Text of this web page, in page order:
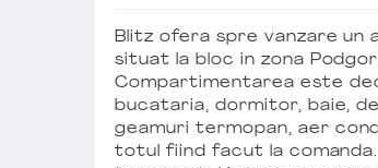
Blitz ofera spre vanzare un
situat la bloc in zona
Compartimentarea este
bucataria, dormitor, baie,
geamuri termopan, aer
totul fiind facut la